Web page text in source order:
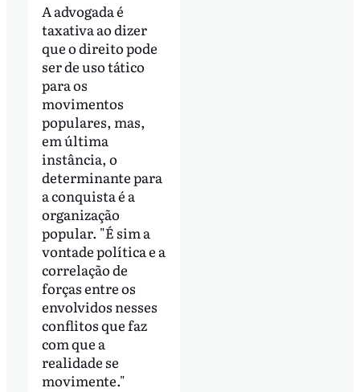
A advogada é
taxativa ao dizer
que o direito pode
ser de uso tático
para os
movimentos
populares, mas,
em última
instância, o
determinante para
a conquista é a
organização
popular. "É sim a
vontade política e a
correlação de
forças entre os
envolvidos nesses
conflitos que faz
com que a
realidade se
movimente."